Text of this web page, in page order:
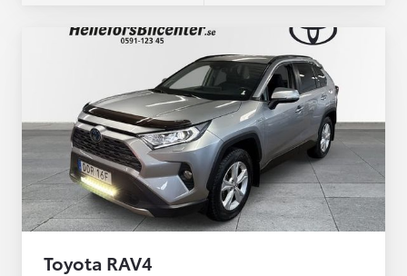
Toyota RAV4